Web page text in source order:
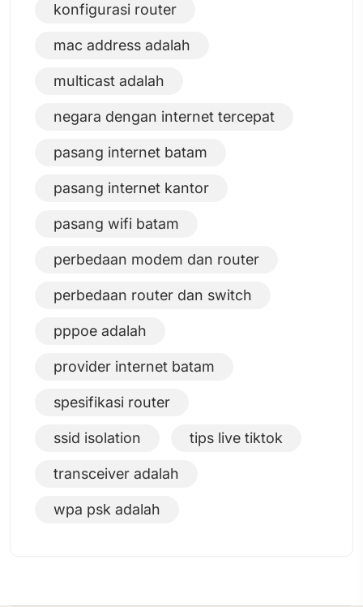
konfigurasi router
mac address adalah
multicast adalah
negara dengan internet tercepat
pasang internet batam
pasang internet kantor
pasang wifi batam
perbedaan modem dan router
perbedaan router dan switch
pppoe adalah
provider internet batam
spesifikasi router
ssid isolation tips live tiktok
transceiver adalah
wpa psk adalah